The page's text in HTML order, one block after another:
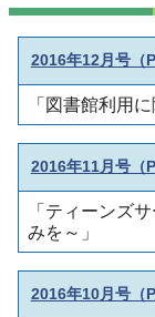
2016年12月号（
「図書館利用
2016年11月号（
「ティーンズ
みを～」
2016年10月号（